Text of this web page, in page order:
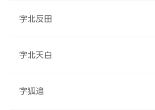
字北反田
字北天白
字狐追